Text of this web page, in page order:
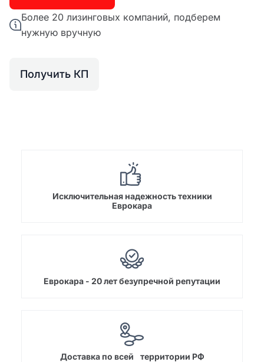
Более 20 лизинговых компаний, подберем
нужную вручную
Получить КП
Исключительная надежность техники
Еврокара
Еврокара - 20 лет безупречной репутации
Доставка по всей территории РФ